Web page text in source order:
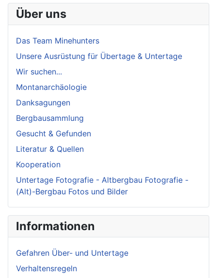
Über uns
Das Team Minehunters
Unsere Ausrüstung für Übertage & Untertage
Wir suchen...
Montanarchäologie
Danksagungen
Bergbausammlung
Gesucht & Gefunden
Literatur & Quellen
Kooperation
Untertage Fotografie - Altbergbau Fotografie -
(Alt)-Bergbau Fotos und Bilder
Informationen
Gefahren Über- und Untertage
Verhaltensregeln